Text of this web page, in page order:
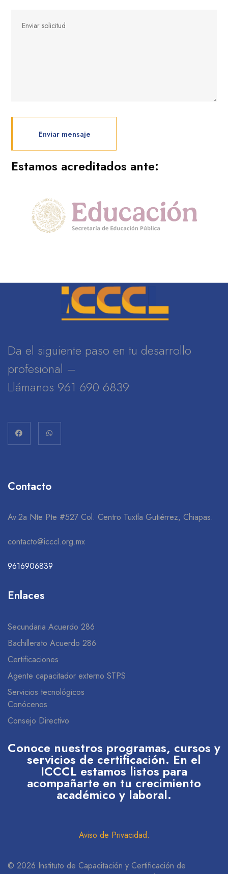
Estamos acreditados ante:
Da el siguiente paso en tu desarrollo
profesional –
Llámanos 961 690 6839
Contacto
Av.2a Nte Pte #527 Col. Centro Tuxtla Gutiérrez, Chiapas.
contacto@icccl.org.mx
9616906839
Enlaces
Secundaria Acuerdo 286
Bachillerato Acuerdo 286
Certificaciones
Agente capacitador externo STPS
Servicios tecnológicos
Conócenos
Consejo Directivo
Conoce nuestros programas, cursos y
servicios de certificación. En el
ICCCL estamos listos para
acompañarte en tu crecimiento
académico y laboral.
Aviso de Privacidad.
© 2026 Instituto de Capacitación y Certificación de